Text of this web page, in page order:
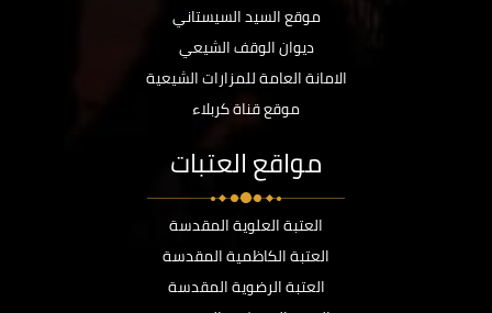
موقع السيد السيستاني
ديوان الوقف الشيعي
الامانة العامة للمزارات الشيعية
موقع قناة كربلاء
مواقع العتبات
العتبة العلوية المقدسة
العتبة الكاظمية المقدسة
العتبة الرضوية المقدسة